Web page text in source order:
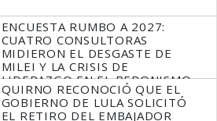
ENCUESTA RUMBO A 2027:
CUATRO CONSULTORAS
MIDIERON EL DESGASTE DE
MILEI Y LA CRISIS DE
LIDERAZGO EN EL PERONISMO
QUIRNO RECONOCIÓ QUE EL
GOBIERNO DE LULA SOLICITÓ
EL RETIRO DEL EMBAJADOR